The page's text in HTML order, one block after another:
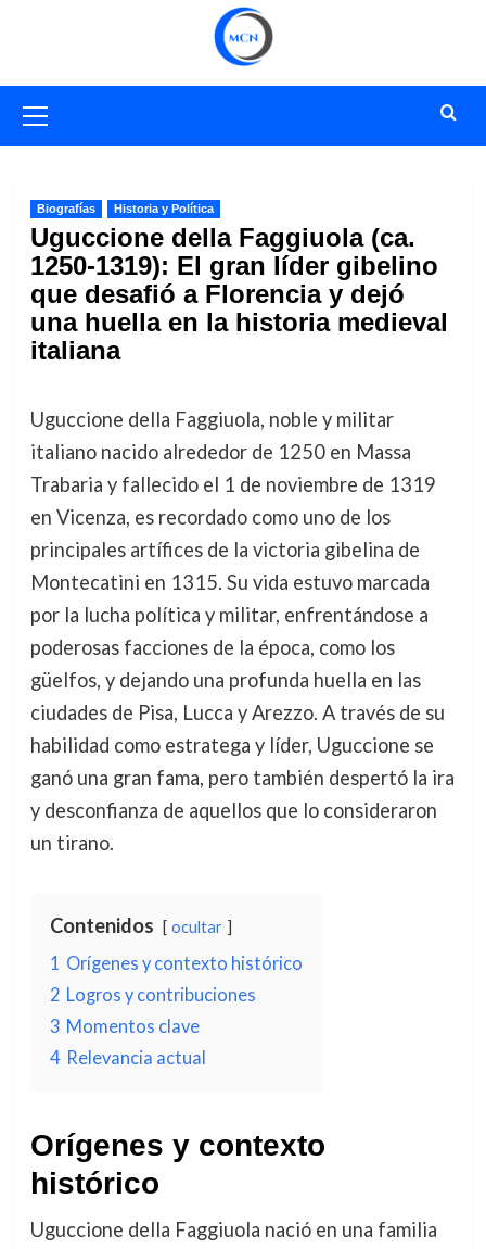
primario
Biografías Historia y Política
Uguccione della Faggiuola (ca.
1250-1319): El gran líder gibelino
que desafió a Florencia y dejó
una huella en la historia medieval
italiana
Uguccione della Faggiuola, noble y militar
italiano nacido alrededor de 1250 en Massa
Trabaria y fallecido el 1 de noviembre de 1319
en Vicenza, es recordado como uno de los
principales artífices de la victoria gibelina de
Montecatini en 1315. Su vida estuvo marcada
por la lucha política y militar, enfrentándose a
poderosas facciones de la época, como los
güelfos, y dejando una profunda huella en las
ciudades de Pisa, Lucca y Arezzo. A través de su
habilidad como estratega y líder, Uguccione se
ganó una gran fama, pero también despertó la ira
y desconfianza de aquellos que lo consideraron
un tirano.
Contenidos ocultar
1 Orígenes y contexto histórico
2 Logros y contribuciones
3 Momentos clave
4 Relevancia actual
Orígenes y contexto
histórico
Uguccione della Faggiuola nació en una familia